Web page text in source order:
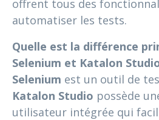
offrent tous des
automatiser les tests.
Quelle est la différence
Selenium et Katalon
Selenium est un outil de
Katalon Studio possède
utilisateur intégrée qui